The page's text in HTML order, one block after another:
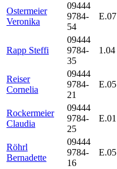
Ostermeier
Veronika
09444
9784-
54
E.07
Rapp Steffi
09444
9784-
35
1.04
Reiser
Cornelia
09444
9784-
21
E.05
Rockermeier
Claudia
09444
9784-
25
E.01
Röhrl
Bernadette
09444
9784-
16
E.05